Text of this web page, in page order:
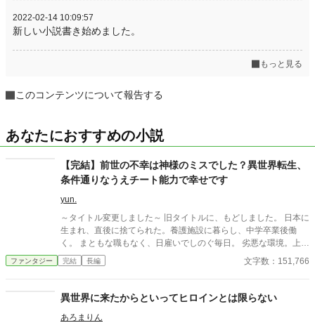
2022-02-14 10:09:57
新しい小説書き始めました。
もっと見る
このコンテンツについて報告する
あなたにおすすめの小説
【完結】前世の不幸は神様のミスでした？異世界転生、
条件通りなうえチート能力で幸せです
yun.
～タイトル変更しました～ 旧タイトルに、もどしました。 日本に
生まれ、直後に捨てられた。養護施設に暮らし、中学卒業後働
く。 まともな職もなく、日雇いでしのぐ毎日。 劣悪な環境。上司
にののしられ、仲のいい友人はいない。 日々の衣食住にも困る。
幸せ？生まれてこのかた一度もない。 ついに、死んだ。現場で鉄
神々しい人。 地球の神がサボった？だから幸せが１度もなかった
長らくお読みいただき、ありがとうございました。
ファンタジー 完結 長編 文字数：151,766
異世界に来たからといってヒロインとは限らない
あろまりん